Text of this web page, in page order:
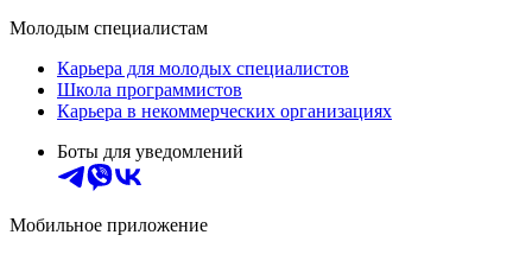
Молодым специалистам
Карьера для молодых специалистов
Школа программистов
Карьера в некоммерческих организациях
Боты для уведомлений
Мобильное приложение